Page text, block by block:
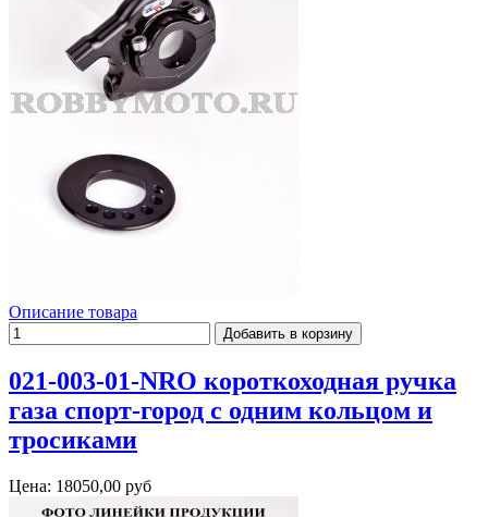
Описание товара
021-003-01-NRO короткоходная ручка
газа спорт-город с одним кольцом и
тросиками
Цена: 18050,00 руб